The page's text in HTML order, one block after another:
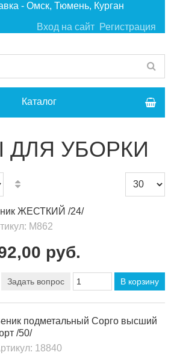
- Омск, Тюмень, Курган
Вход на сайт Регистрация
Каталог
ДЛЯ УБОРКИ
ЖЕСТКИЙ /24/
М862
руб.
Задать вопрос В корзину
подметальный Сорго высший
/50/
18840